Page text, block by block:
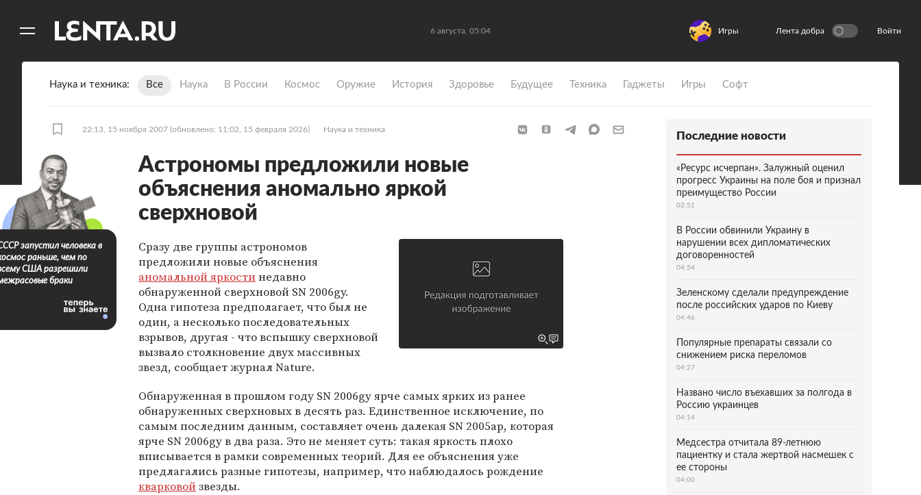
6 августа, 05:04 Игры Лента добра Войти
Наука и техника Все Наука В России Космос Оружие История Здоровье Будущее Техника Гаджеты Игры Софт
22:13, 15 ноября 2007 (обновлено: 11:02, 15 февраля 2026) Наука и техника
Астрономы предложили новые
объяснения аномально яркой
сверхновой
Сразу две группы астрономов
предложили новые объяснения
аномальной яркостинедавно
обнаруженной сверхновой SN 2006gy.
Одна гипотеза предполагает, что был не
один, а несколько последовательных
взрывов, другая - что вспышку сверхновой
вызвало столкновение двух массивных
звезд, сообщает журнал Nature.
Обнаруженная в прошлом году SN 2006gy ярче самых ярких из ранее
обнаруженных сверхновых в десять раз. Единственное исключение, по
самым последним данным, составляет очень далекая SN 2005ap, которая
ярче SN 2006gy в два раза. Это не меняет суть: такая яркость плохо
вписывается в рамки современных теорий. Для ее объяснения уже
предлагались разные гипотезы, например, что наблюдалось рождение
кварковойзвезды.
запустил человека в
раньше, чем по
США разрешили
браки
Последние новости
«Ресурс исчерпан». Залужный оценил
прогресс Украины на поле боя и признал
преимущество России
02:51
В России обвинили Украину в
нарушении всех дипломатических
договоренностей
04:54
Зеленскому сделали предупреждение
после российских ударов по Киеву
04:46
Популярные препараты связали со
снижением риска переломов
04:27
Названо число въехавших за полгода в
Россию украинцев
04:14
Медсестра отчитала 89-летнюю
пациентку и стала жертвой насмешек с
ее стороны
04:00